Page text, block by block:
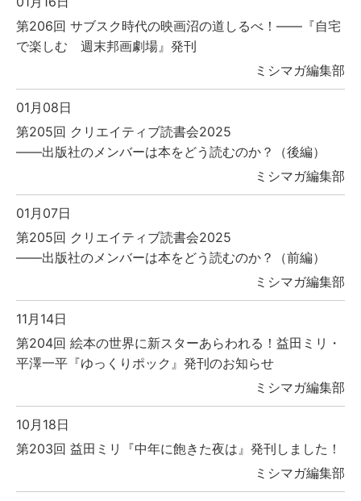
第206回 サブスク時代の映画沼の道しるべ！――『自宅
で楽しむ 週末邦画劇場』発刊
ミシマガ編集部
01月08日
第205回 クリエイティブ読書会2025
――出版社のメンバーは本をどう読むのか？（後編）
ミシマガ編集部
01月07日
第205回 クリエイティブ読書会2025
――出版社のメンバーは本をどう読むのか？（前編）
ミシマガ編集部
11月14日
第204回 絵本の世界に新スターあらわれる！益田ミリ・
平澤一平『ゆっくりポック』発刊のお知らせ
ミシマガ編集部
10月18日
第203回 益田ミリ『中年に飽きた夜は』発刊しました！
ミシマガ編集部